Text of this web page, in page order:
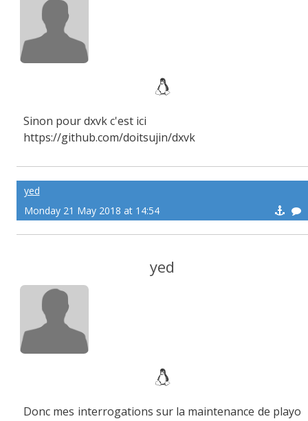
Sinon pour dxvk c'est ici
https://github.com/doitsujin/dxvk
yed
Monday 21 May 2018 at 14:54
yed
Donc mes interrogations sur la maintenance de playo